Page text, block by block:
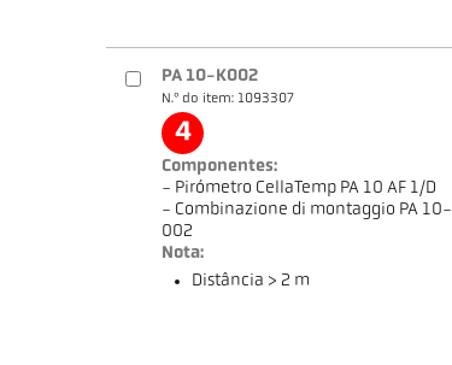
PA 10-K002
N.º do item: 1093307
4
Componentes:
- Pirómetro CellaTemp PA 10 AF 1/D
- Combinazione di montaggio PA 10-
002
Nota:
Distância > 2 m